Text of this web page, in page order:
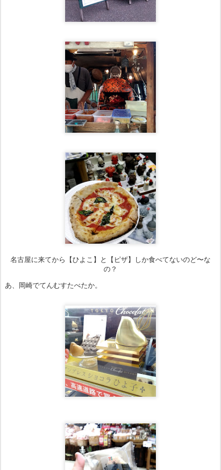
名古屋に来てから【ひよこ】と【ピザ】しか食べてないのど〜な
の？
あ、岡崎でてんむすたべたか。